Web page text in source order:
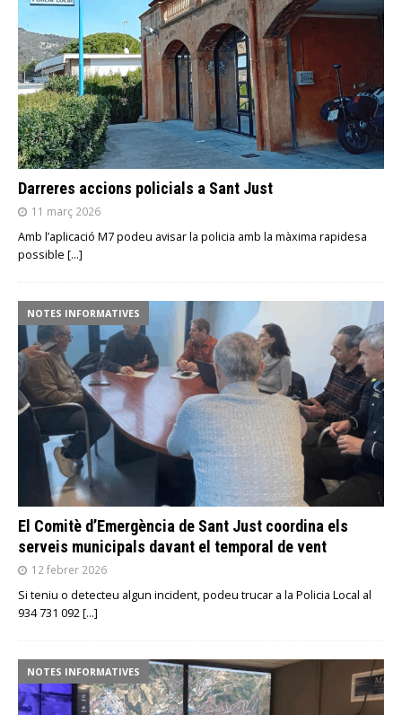
Darreres accions policials a Sant Just
11 març 2026
Amb l’aplicació M7 podeu avisar la policia amb la màxima rapidesa
possible […]
NOTES INFORMATIVES
El Comitè d’Emergència de Sant Just coordina els
serveis municipals davant el temporal de vent
12 febrer 2026
Si teniu o detecteu algun incident, podeu trucar a la Policia Local al
934 731 092[…]
NOTES INFORMATIVES